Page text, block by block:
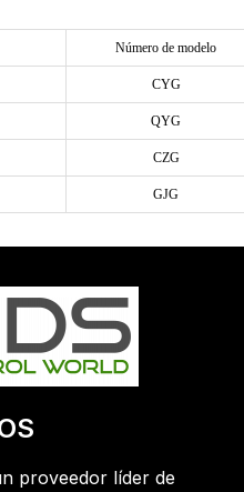
Número de modelo
CYG
QYG
CZG
GJG
proveedor líder de